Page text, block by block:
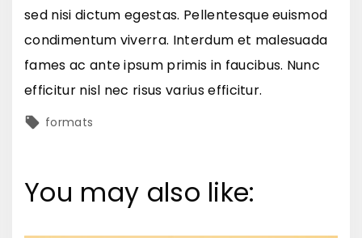
sed nisi dictum egestas. Pellentesque euismod
condimentum viverra. Interdum et malesuada
fames ac ante ipsum primis in faucibus. Nunc
efficitur nisl nec risus varius efficitur.
formats
You may also like: